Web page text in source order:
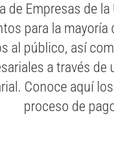
de Empresas de la
para la mayoría
al público, así
a través de
Conoce aquí
proceso de